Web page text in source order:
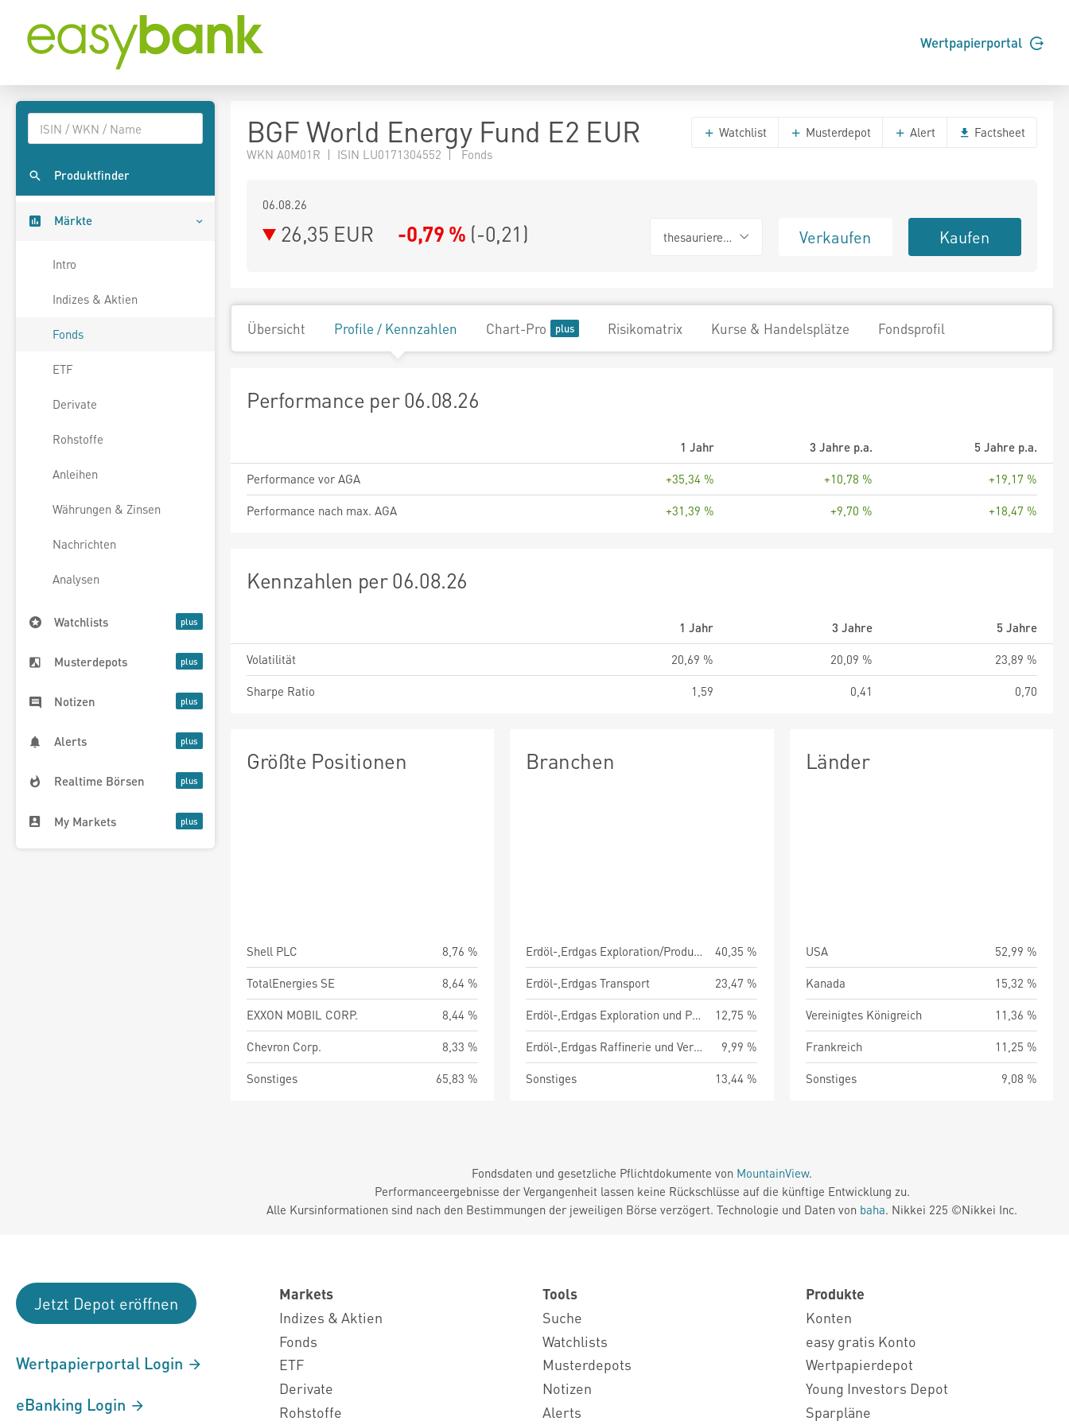
Wertpapierportal
Produktfinder
Märkte
Intro
Indizes & Aktien
Fonds
ETF
Derivate
Rohstoffe
Anleihen
Währungen & Zinsen
Nachrichten
Analysen
Watchlists
Musterdepots
Notizen
Alerts
Realtime Börsen
My Markets
BGF World Energy Fund E2 EUR
WKN A0M01R | ISIN LU0171304552 | Fonds
Watchlist Musterdepot Alert Factsheet
06.08.26
26,35 EUR -0,79 % (-0,21) thesaurierend Verkaufen Kaufen
Übersicht Profile / Kennzahlen Chart-Pro Risikomatrix Kurse & Handelsplätze Fondsprofil
Performance per 06.08.26
1 Jahr 3 Jahre p.a.
5 Jahre p.a.
Performance vor AGA
+35,34 % +10,78 %
+19,17 %
Performance nach max. AGA
+31,39 % +9,70 % +18,47 %
Kennzahlen per 06.08.26
1 Jahr 3 Jahre
5 Jahre
Volatilität
20,69 % 20,09 %
23,89 %
Sharpe Ratio
1,59 0,41 0,70
Größte Positionen
Shell PLC
8,76 %
TotalEnergies SE
8,64 %
EXXON MOBIL CORP.
8,44 %
Chevron Corp.
8,33 %
Sonstiges
65,83 %
Branchen
Erdöl-,Erdgas Exploration/Produktion/Raffinerie/Vermarktung
40,35 %
Erdöl-,Erdgas Transport
23,47 %
Erdöl-,Erdgas Exploration und Produktion
12,75 %
Erdöl-,Erdgas Raffinerie und Vermarktung
9,99 %
Sonstiges
13,44 %
Länder
USA
52,99 %
Kanada
15,32 %
Vereinigtes Königreich
11,36 %
Frankreich
11,25 %
Sonstiges
9,08 %
Fondsdaten und gesetzliche Pflichtdokumente von MountainView.
Performanceergebnisse der Vergangenheit lassen keine Rückschlüsse auf die künftige Entwicklung zu.
Alle Kursinformationen sind nach den Bestimmungen der jeweiligen Börse verzögert. Technologie und Daten von baha. Nikkei 225 ©Nikkei Inc.
Jetzt Depot eröffnen
Wertpapierportal Login
eBanking Login
Markets
Indizes & Aktien
Fonds
ETF
Derivate
Rohstoffe
Tools
Suche
Watchlists
Musterdepots
Notizen
Alerts
Produkte
Konten
easy gratis Konto
Wertpapierdepot
Young Investors Depot
Sparpläne